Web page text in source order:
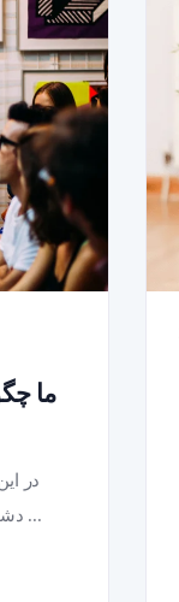
در
دشواری موجود در ارائه راهکارها و شرایط ...